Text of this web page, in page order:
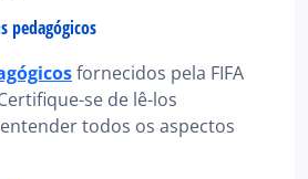
pedagógicos
fornecidos pela FIFA
se de lê-los
todos os aspectos